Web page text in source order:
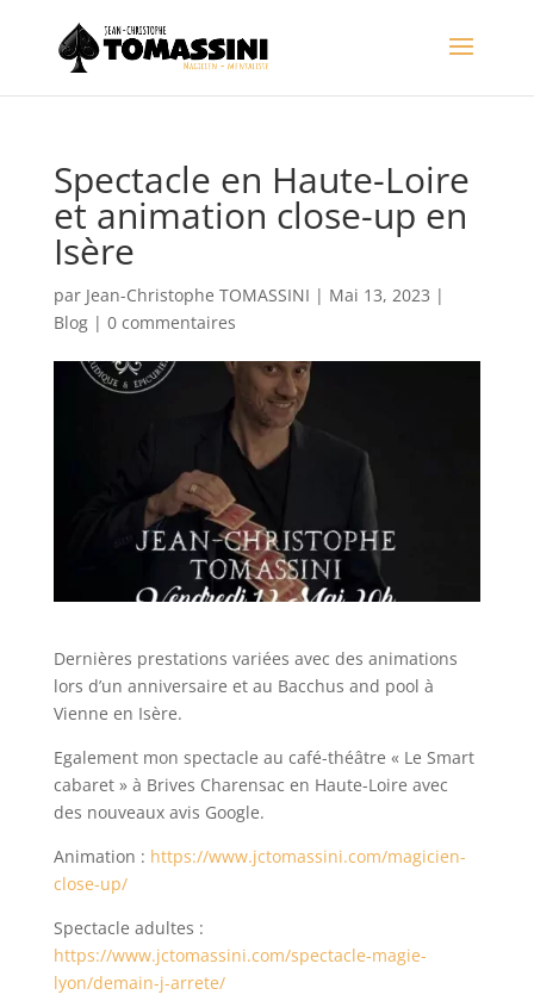
Spectacle en Haute-Loire
et animation close-up en
Isère
par Jean-Christophe TOMASSINI | Mai 13, 2023 |
Blog| 0 commentaires
Dernières prestations variées avec des animations
lors d’un anniversaire et au Bacchus and pool à
Vienne en Isère.
Egalement mon spectacle au café-théâtre « Le Smart
cabaret » à Brives Charensac en Haute-Loire avec
des nouveaux avis Google.
Animation : https://www.jctomassini.com/magicien-
close-up/
Spectacle adultes :
https://www.jctomassini.com/spectacle-magie-
lyon/demain-j-arrete/